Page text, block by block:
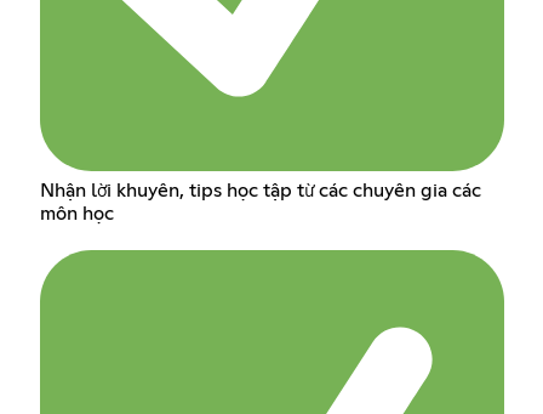
Nhận lời khuyên, tips học tập từ các chuyên gia các
môn học